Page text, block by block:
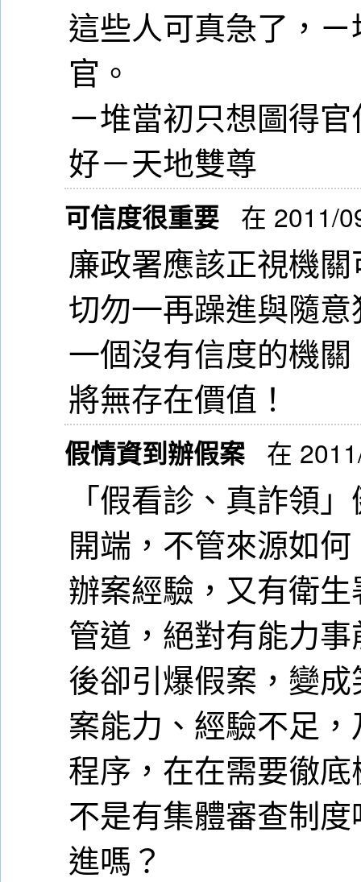
這些人可真急了，
官。
ㄧ堆當初只想圖得
好－天地雙尊
可信度很重要 在 2011/
廉政署應該正視機
切勿一再躁進與隨
一個沒有信度的機
將無存在價值！
假情資到辦假案 在
「假看診、真詐領
開端，不管來源如
辦案經驗，又有衛
管道，絕對有能力
後卻引爆假案，變
案能力、經驗不足
程序，在在需要徹
不是有集體審查制
進嗎？